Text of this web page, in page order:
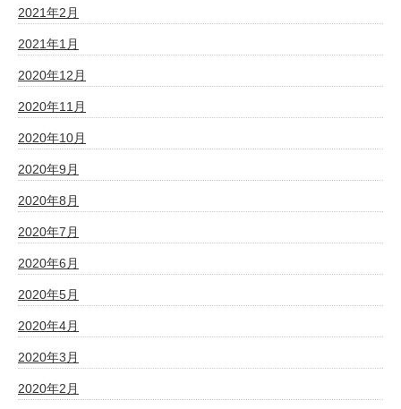
2021年2月
2021年1月
2020年12月
2020年11月
2020年10月
2020年9月
2020年8月
2020年7月
2020年6月
2020年5月
2020年4月
2020年3月
2020年2月